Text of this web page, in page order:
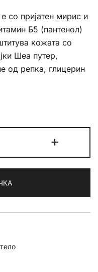
со пријатен мирис и
Б5 (пантенол)
кожата со
Шеа путер,
од репка, глицерин
+